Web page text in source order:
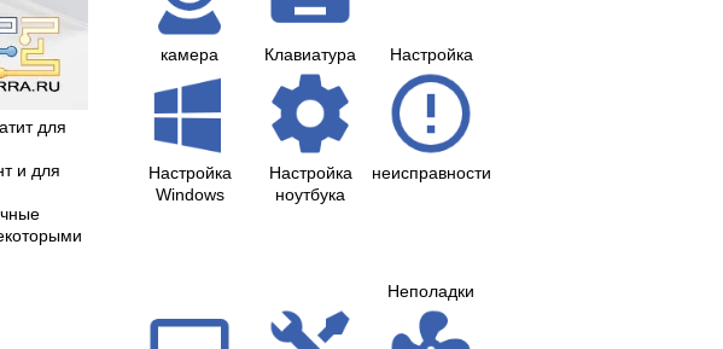
для
и для
камера Клавиатура Настройка
Настройка
Windows
Настройка
ноутбука
неисправности
Неполадки